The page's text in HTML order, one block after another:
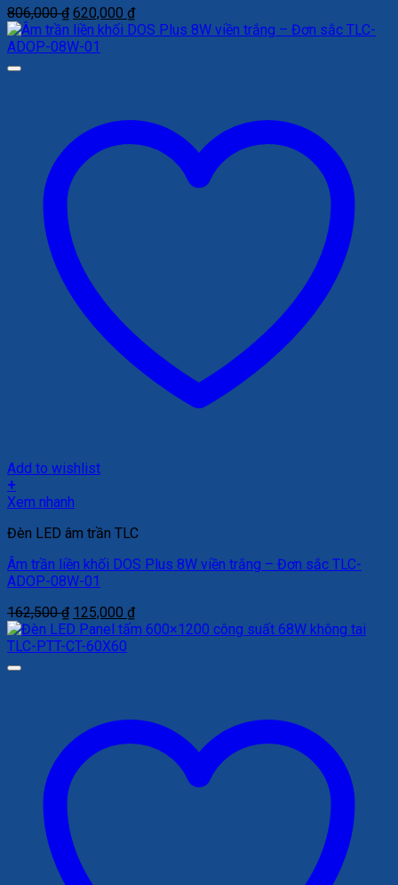
806,000₫ Giá
gốc
là:
620,000 ₫Giá
hiện
Add to wishlist
+
Xem nhanh
Đèn LED âm trần TLC
Âm trần liền khối DOS Plus 8W viền trắng – Đơn sắc TLC-
ADOP-08W-01
162,500₫ Giá
gốc
là:
125,000 ₫Giá
hiện